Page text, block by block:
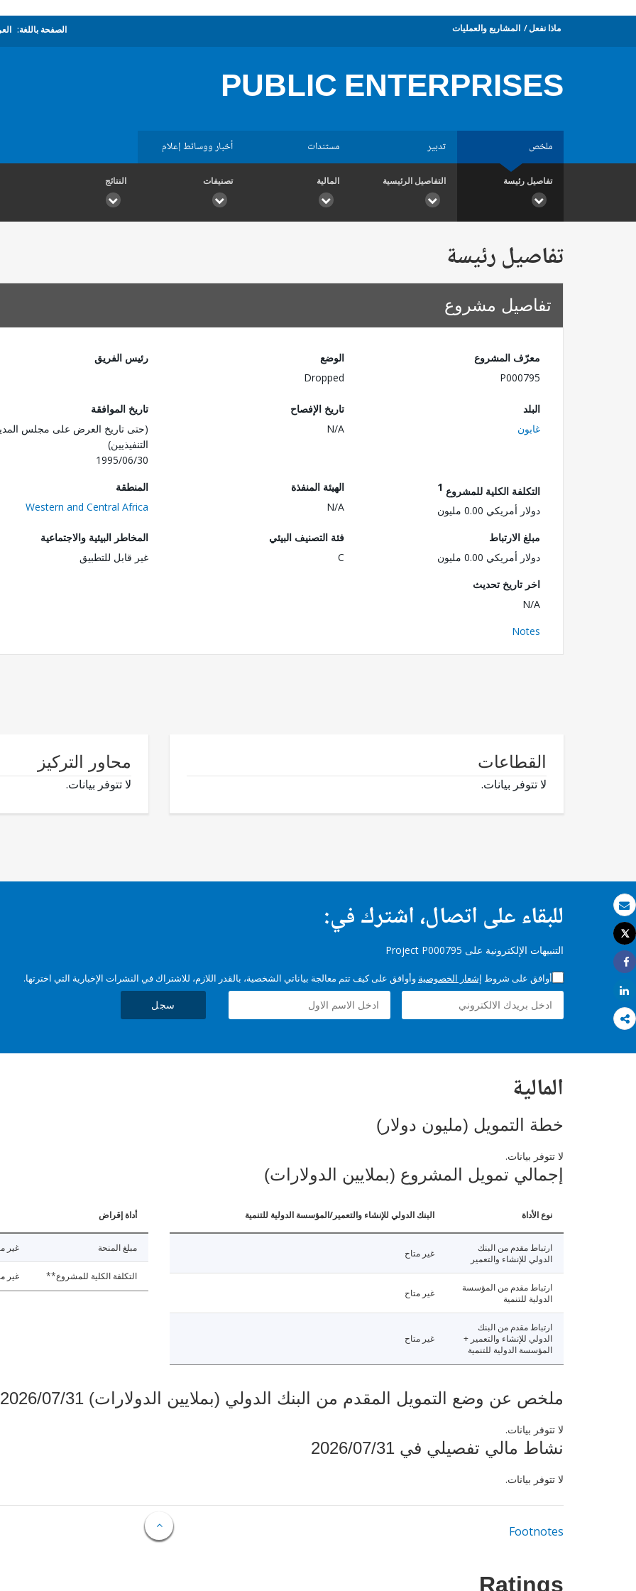
بريد الكتروني
طباعة
Tweet
Share
Share
ماذا نفعل المشاريع والعمليات الصفحة باللغة:
PUBLIC ENTERPRISES
ملخص تدبير مستندات أخبار ووسائط إعلام
تفاصيل رئيسة التفاصيل الرئيسية المالية تصنيفات النتائج
تفاصيل رئيسة
تفاصيل مشروع
معرّف المشروع
P000795
الوضع
Dropped
رئيس الفريق
البلد
غابون
تاريخ الإفصاح
N/A
تاريخ الموافقة
(حتى تاريخ العرض على مجلس
التنفيذيين)
1995/06/30
التكلفة الكلية للمشروع 1
دولار أمريكي 0.00 مليون
الهيئة المنفذة
N/A
المنطقة
Western and Central Africa
مبلغ الارتباط
دولار أمريكي 0.00 مليون
فئة التصنيف البيئي
C
المخاطر البيئية والاجتماعية
غير قابل للتطبيق
اخر تاريخ تحديث
N/A
Notes
القطاعات
لا تتوفر بيانات.
محاور التركيز
لا تتوفر بيانات.
للبقاء على اتصال، اشترك في:
التنبيهات الإلكترونية على Project P000795
أوافق على شروط إشعار الخصوصية وأوافق على كيف تتم معالجة بياناتي الشخصية، بالقدر اللازم، للاشتراك في النشرات الإخبارية التي اخترتها.
سجل
المالية
خطة التمويل (مليون دولار)
لا تتوفر بيانات.
إجمالي تمويل المشروع (بملايين الدولارات)
نوع الأداة البنك الدولي للإنشاء والتعمير/المؤسسة الدولية للتنمية
ارتباط مقدم من البنك
الدولي للإنشاء والتعمير
غير متاح
ارتباط مقدم من المؤسسة
الدولية للتنمية
غير متاح
ارتباط مقدم من البنك
الدولي للإنشاء والتعمير +
المؤسسة الدولية للتنمية
غير متاح
أداة إقراض
مبلغ المنحة غير
التكلفة الكلية للمشروع** غير
ملخص عن وضع التمويل المقدم من البنك الدولي (بملايين الدولارات) 2026/07/31
لا تتوفر بيانات.
نشاط مالي تفصيلي في 2026/07/31
لا تتوفر بيانات.
Footnotes